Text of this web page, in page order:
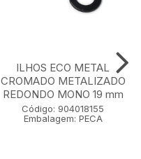
ILHOS ECO METAL
CROMADO METALIZADO
REDONDO MONO 19 mm
Código: 904018155
Embalagem: PECA